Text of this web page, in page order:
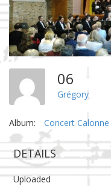
06
Grégory
Album: Concert Calonne
DETAILS
Uploaded